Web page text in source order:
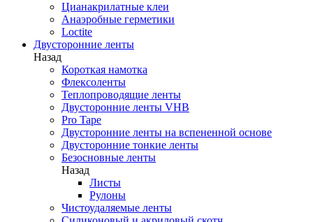
Цианакрилатные клеи
Анаэробные герметики
Loctite
Двусторонние ленты
Назад
Короткая намотка
Флексоленты
Теплопроводящие ленты
Двусторонние ленты VHB
Pro Tape
Двусторонние ленты на вспененной основе
Двусторонние тонкие ленты
Безосновные ленты
Назад
Листы
Рулоны
Чистоудаляемые ленты